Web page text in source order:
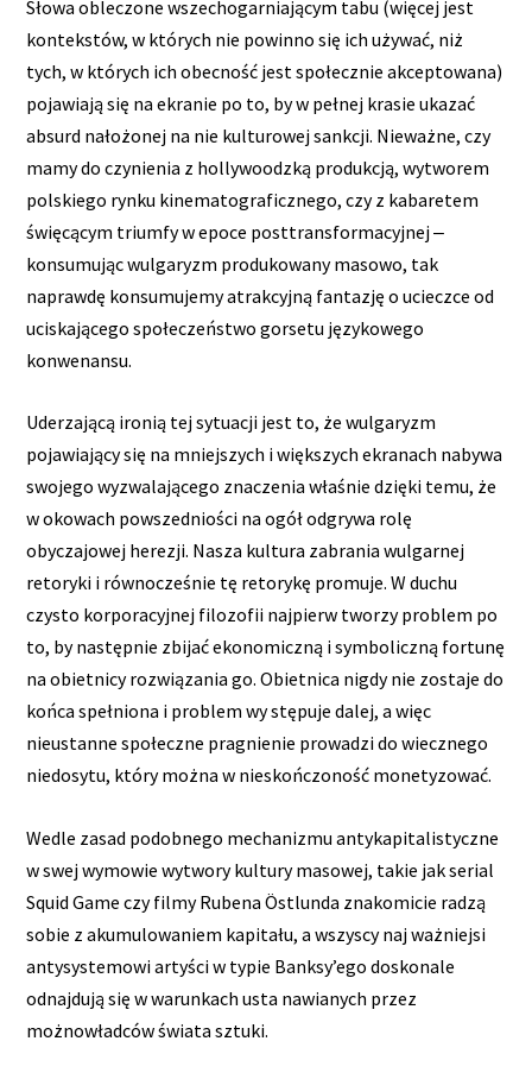
Słowa obleczone wszechogarniającym tabu (więcej jest
kontekstów, w których nie powinno się ich używać, niż
tych, w których ich obecność jest społecznie akceptowana)
pojawiają się na ekranie po to, by w pełnej krasie ukazać
absurd nałożonej na nie kulturowej sankcji. Nieważne, czy
mamy do czynienia z hollywoodzką produkcją, wytworem
polskiego rynku kinematograficznego, czy z kabaretem
święcącym triumfy w epoce posttransformacyjnej ‒
konsumując wulgaryzm produkowany masowo, tak
naprawdę konsumujemy atrakcyjną fantazję o ucieczce od
uciskającego społeczeństwo gorsetu językowego
konwenansu.
Uderzającą ironią tej sytuacji jest to, że wulgaryzm
pojawiający się na mniejszych i większych ekranach nabywa
swojego wyzwalającego znaczenia właśnie dzięki temu, że
w okowach powszedniości na ogół odgrywa rolę
obyczajowej herezji. Nasza kultura zabrania wulgarnej
retoryki i równocześnie tę retorykę promuje. W duchu
czysto korporacyjnej filozofii najpierw tworzy problem po
to, by następnie zbijać ekonomiczną i symboliczną fortunę
na obietnicy rozwiązania go. Obietnica nigdy nie zostaje do
końca spełniona i problem wy stępuje dalej, a więc
nieustanne społeczne pragnienie prowadzi do wiecznego
niedosytu, który można w nieskończoność monetyzować.
Wedle zasad podobnego mechanizmu antykapitalistyczne
w swej wymowie wytwory kultury masowej, takie jak serial
Squid Game czy filmy Rubena Östlunda znakomicie radzą
sobie z akumulowaniem kapitału, a wszyscy naj ważniejsi
antysystemowi artyści w typie Banksy’ego doskonale
odnajdują się w warunkach usta nawianych przez
możnowładców świata sztuki.